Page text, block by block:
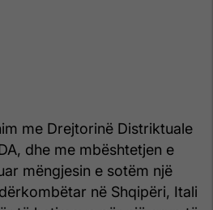
me Drejtorinë Distriktuale
dhe me mbështetjen e
mëngjesin e sotëm një
në Shqipëri, Itali